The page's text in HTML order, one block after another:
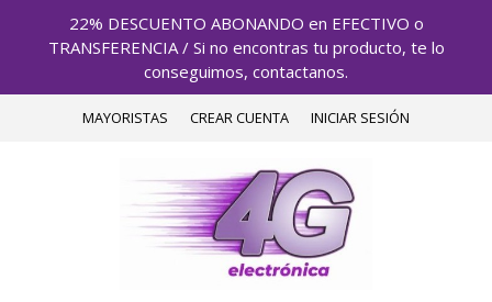
22% DESCUENTO ABONANDO en EFECTIVO o
TRANSFERENCIA / Si no encontras tu producto, te lo
conseguimos, contactanos.
MAYORISTAS CREAR CUENTA INICIAR SESIÓN